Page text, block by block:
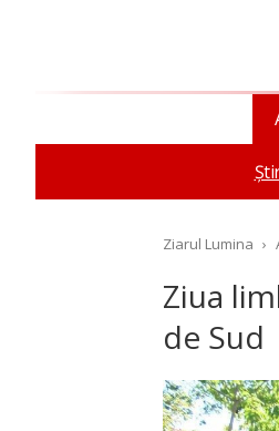
Ziarul Lumina ›
Ziua
de Sud